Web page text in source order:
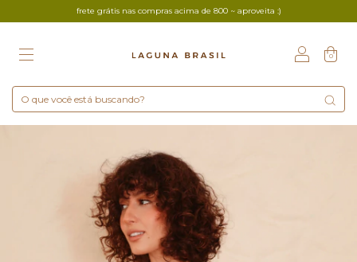
frete grátis nas compras acima de 800 ~ aproveita :)
0